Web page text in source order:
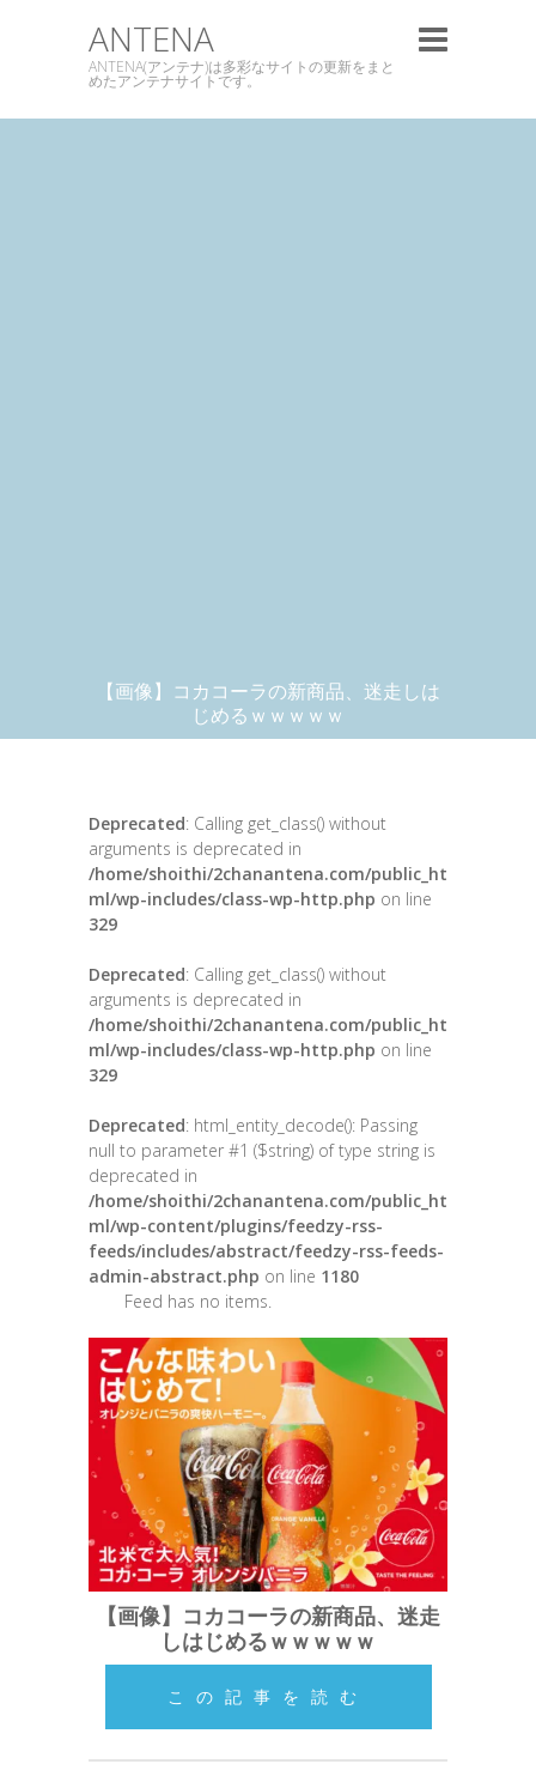
ANTENA
ANTENA(アンテナ)は多彩なサイトの更新をまと
めたアンテナサイトです。
【画像】コカコーラの新商品、迷走しは
じめるｗｗｗｗｗ
Deprecated: Calling get_class() without
arguments is deprecated in
/home/shoithi/2chanantena.com/public_ht
ml/wp-includes/class-wp-http.php on line
329
Deprecated: Calling get_class() without
arguments is deprecated in
/home/shoithi/2chanantena.com/public_ht
ml/wp-includes/class-wp-http.php on line
329
Deprecated: html_entity_decode(): Passing
null to parameter #1 ($string) of type string is
deprecated in
/home/shoithi/2chanantena.com/public_ht
ml/wp-content/plugins/feedzy-rss-
feeds/includes/abstract/feedzy-rss-feeds-
admin-abstract.php on line 1180
Feed has no items.
【画像】コカコーラの新商品、迷走
しはじめるｗｗｗｗｗ
この記事を読む